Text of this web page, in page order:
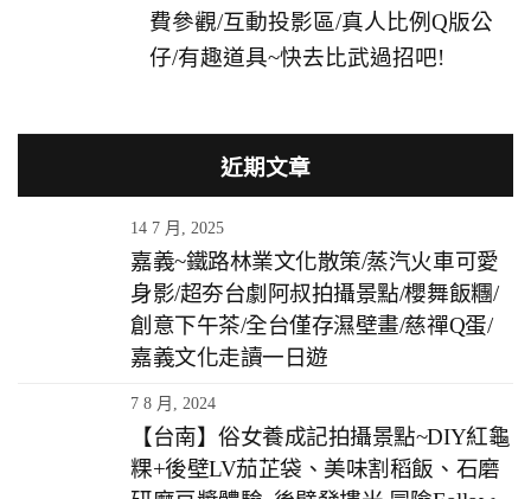
費參觀/互動投影區/真人比例Q版公
仔/有趣道具~快去比武過招吧!
近期文章
14 7 月, 2025
嘉義~鐵路林業文化散策/蒸汽火車可愛
身影/超夯台劇阿叔拍攝景點/櫻舞飯糰/
創意下午茶/全台僅存濕壁畫/慈禪Q蛋/
嘉義文化走讀一日遊
7 8 月, 2024
【台南】俗女養成記拍攝景點~DIY紅龜
粿+後壁LV茄芷袋、美味割稻飯、石磨